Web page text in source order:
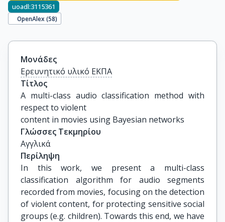
uoadl:3115361
OpenAlex (58)
Μονάδες
Ερευνητικό υλικό ΕΚΠΑ
Τίτλος
A multi-class audio classification method with
respect to violent
content in movies using Bayesian networks
Γλώσσες Τεκμηρίου
Αγγλικά
Περίληψη
In this work, we present a multi-class
classification algorithm for audio segments
recorded from movies, focusing on the detection
of violent content, for protecting sensitive social
groups (e.g. children). Towards this end, we have